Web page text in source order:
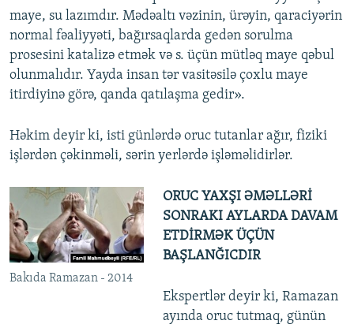
maye, su lazımdır. Mədəaltı vəzinin, ürəyin, qaraciyərin
normal fəaliyyəti, bağırsaqlarda gedən sorulma
prosesini katalizə etmək və s. üçün mütləq maye qəbul
olunmalıdır. Yayda insan tər vasitəsilə çoxlu maye
itirdiyinə görə, qanda qatılaşma gedir».
Həkim deyir ki, isti günlərdə оruс tutanlar ağır, fiziki
işlərdən çəkinməli, sərin yerlərdə işləməlidirlər.
Bakıda Rаmаzаn - 2014
ОRUС YAXŞI ƏMƏLLƏRİ
SONRAKI AYLARDA DAVAM
ETDİRMƏK ÜÇÜN
BAŞLANĞICDIR
Ekspertlər deyir ki, Rаmаzаn
ayında оruс tutmaq, günün